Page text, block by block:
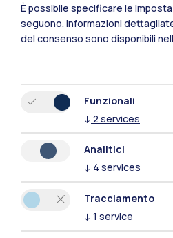
Lecco
Mantova
Xi'an
Naviga il sito
Contattaci
È possibile specificare le
seguono. Informazioni
del consenso sono disponibili
Funzionali
↓ 2 services
Analitici
↓ 4 services
Tracciamento
↓ 1 service